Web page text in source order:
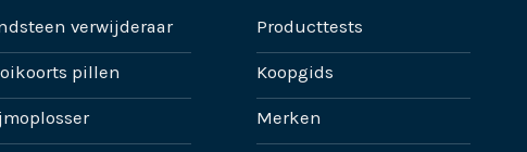
verwijderaar
pillen
Producttests
Koopgids
Merken